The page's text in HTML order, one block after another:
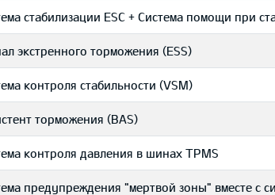
стабилизации ESC + Система помощи при
экстренного торможения (ESS)
контроля стабильности (VSM)
торможения (BAS)
контроля давления в шинах TPMS
предупреждения "мертвой зоны" вместе с